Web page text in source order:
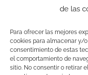
de las
Para ofrecer las mejores
cookies para almacenar y/
consentimiento de estas
el comportamiento de
sitio. No consentir o retirar
estos y
más de su
liberadosmediante